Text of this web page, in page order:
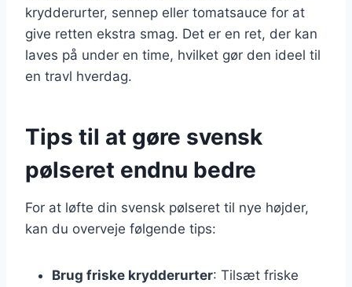
krydderurter, sennep eller tomatsauce for at
give retten ekstra smag. Det er en ret, der kan
laves på under en time, hvilket gør den ideel til
en travl hverdag.
Tips til at gøre svensk
pølseret endnu bedre
For at løfte din svensk pølseret til nye højder,
kan du overveje følgende tips:
Brug friske krydderurter: Tilsæt friske